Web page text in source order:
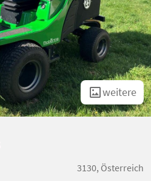
weitere
3130, Österreich